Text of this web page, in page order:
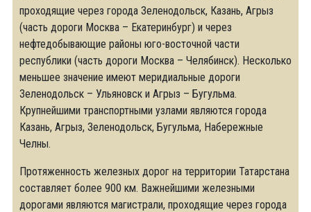
проходящие через города Зеленодольск, Казань, Агрыз
(часть дороги Москва – Екатеринбург) и через
нефтедобывающие районы юго-восточной части
республики (часть дороги Москва – Челябинск). Несколько
меньшее значение имеют меридиальные дороги
Зеленодольск – Ульяновск и Агрыз – Бугульма.
Крупнейшими транспортными узлами являются города
Казань, Агрыз, Зеленодольск, Бугульма, Набережные
Челны.
Протяженность железных дорог на территории Татарстана
составляет более 900 км. Важнейшими железными
дорогами являются магистрали, проходящие через города